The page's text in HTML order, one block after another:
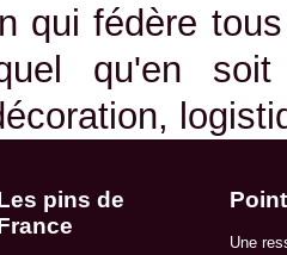
qui fédère
qu'en soit
pins de
Une